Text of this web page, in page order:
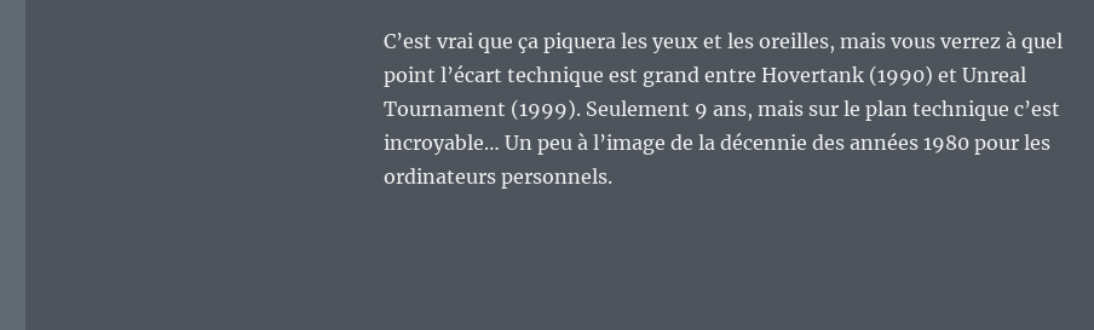
C’est vrai que ça piquera les yeux et les oreilles, mais vous verrez à quel
point l’écart technique est grand entre Hovertank (1990) et Unreal
Tournament (1999). Seulement 9 ans, mais sur le plan technique c’est
incroyable… Un peu à l’image de la décennie des années 1980 pour les
ordinateurs personnels.